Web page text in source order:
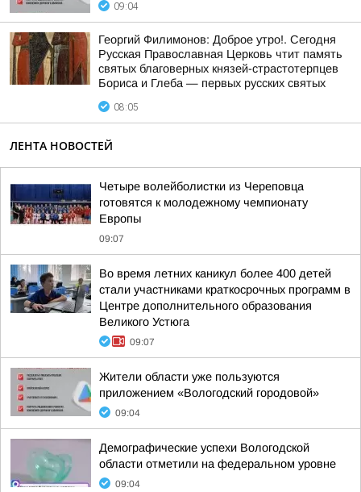
09:04
Георгий Филимонов: Доброе утро!. Сегодня
Русская Православная Церковь чтит память
святых благоверных князей-страстотерпцев
Бориса и Глеба — первых русских святых
08:05
ЛЕНТА НОВОСТЕЙ
Четыре волейболистки из Череповца
готовятся к молодежному чемпионату
Европы
09:07
Во время летних каникул более 400 детей
стали участниками краткосрочных программ в
Центре дополнительного образования
Великого Устюга
09:07
Жители области уже пользуются
приложением «Вологодский городовой»
09:04
Демографические успехи Вологодской
области отметили на федеральном уровне
09:04